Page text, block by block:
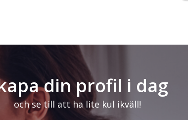
din profil i dag
och se till att ha lite kul ikväll!